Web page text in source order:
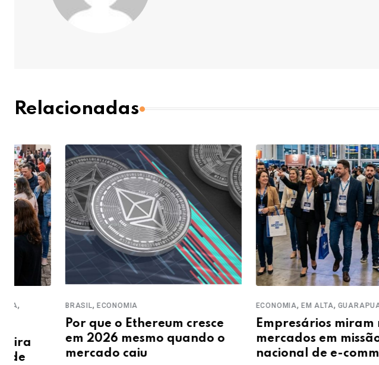
Relacionadas
BRASIL ECONOMIA
Por que o Ethereum cresce
em 2026 mesmo quando o
mercado caiu
EM ALTA,GUARAPUAVA
Empresários miram novos
mercados em missão
nacional de e-commerce